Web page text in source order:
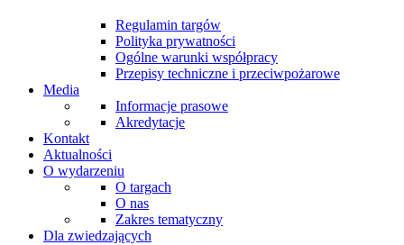
Regulamin targów
Polityka prywatności
Ogólne warunki współpracy
Przepisy techniczne i przeciwpożarowe
Media
Informacje prasowe
Akredytacje
Kontakt
Aktualności
O wydarzeniu
O targach
O nas
Zakres tematyczny
Dla zwiedzających